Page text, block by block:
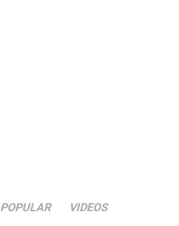
POPULAR VIDEOS